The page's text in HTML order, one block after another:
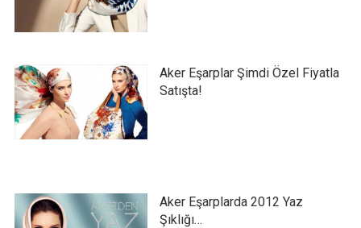
Aker Eşarplar Şimdi Özel Fiyatla
Satışta!
Aker Eşarplarda 2012 Yaz
Şıklığı…